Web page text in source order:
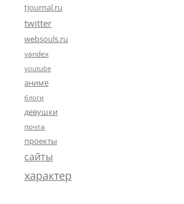
tjournal.ru
twitter
websouls.ru
yandex
youtube
аниме
блоги
девушки
почта
проекты
сайты
характер